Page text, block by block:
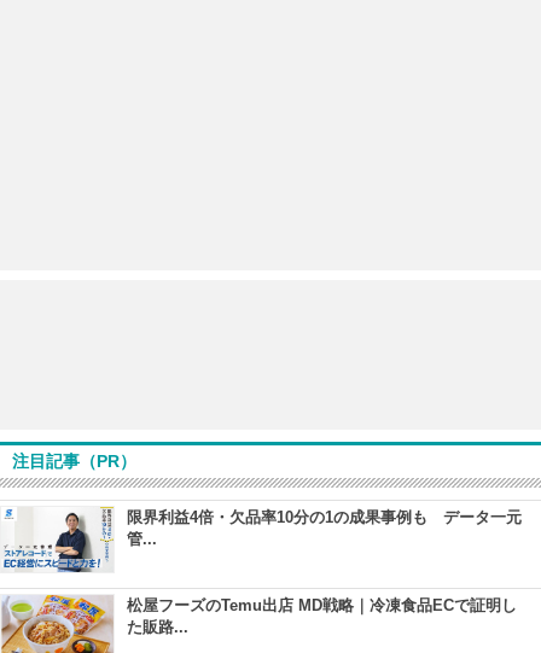
注目記事（PR）
限界利益4倍・欠品率10分の1の成果事例も データ一元
管...
松屋フーズのTemu出店 MD戦略｜冷凍食品ECで証明し
た販路...